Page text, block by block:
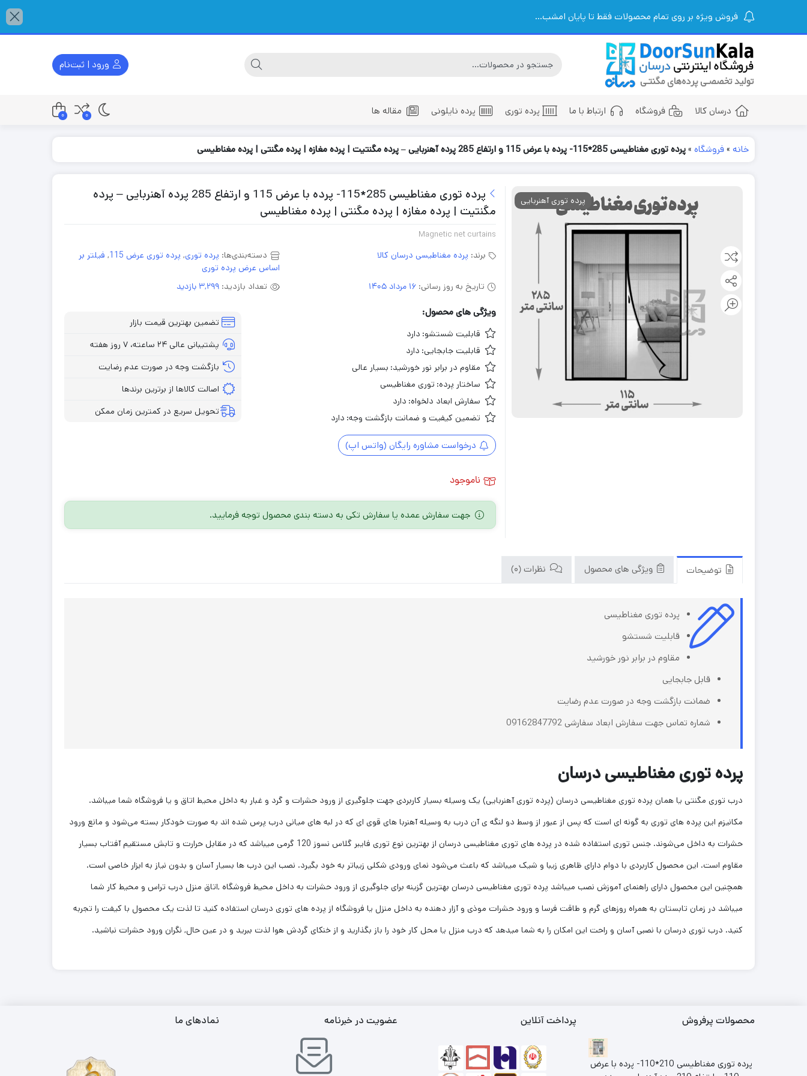
فروش ویژه بر روی تمام محصولات فقط تا پایان امشب...
ورود | ثبت‌نام
درسان کالا فروشگاه ارتباط با ما پرده توری پرده نایلونی مقاله ها 0
0
خانه »فروشگاه »پرده توری مغناطیسی 285*115- پرده با عرض 115 و ارتفاع 285 پرده آهنربایی – پرده مگنتیت | پرده مغازه | پرده مگنتی | پرده مغناطیسی
پرده توری آهنربایی
پرده توری مغناطیسی 285*115- پرده با عرض 115 و ارتفاع 285 پرده آهنربایی – پرده
مگنتیت | پرده مغازه | پرده مگنتی | پرده مغناطیسی
Magnetic net curtains
برند: پرده مغناطیسی درسان کالا دسته‌بندی‌ها: پرده توری, پرده توری عرض 115 , فیلتر بر
اساس عرض پرده توری
تاریخ به روز رسانی:16 مرداد 1405 تعداد بازدید: 3,299 بازدید
ویژگی های محصول:
قابلیت شستشو: دارد
قابلیت جابجایی: دارد
مقاوم در برابر نور خورشید: بسیار عالی
ساختار پرده: توری مغناطیسی
سفارش ابعاد دلخواه: دارد
تضمین کیفیت و ضمانت بازگشت وجه: دارد
درخواست مشاوره رایگان (واتس اپ)
تضمین بهترین قیمت بازار
پشتیبانی عالی ۲۴ ساعته، ۷ روز هفته
بازگشت وجه در صورت عدم رضایت
اصالت کالاها از برترین برندها
تحویل سریع در کمترین زمان ممکن
ناموجود
جهت سفارش عمده یا سفارش تکی به دسته بندی محصول توجه فرمایید.
توضیحات ویژگی های محصول نظرات (0)
پرده توری مغناطیسی
قابلیت شستشو
مقاوم در برابر نور خورشید
قابل جابجایی
ضمانت بازگشت وجه در صورت عدم رضایت
شماره تماس جهت سفارش ابعاد سفارشی 09162847792
پرده توری مغناطیسی درسان
درب توری مگنتی یا همان پرده توری مغناطیسی درسان (پرده توری آهنربایی) یک وسیله بسیار کاربردی جهت جلوگیری از ورود حشرات و گرد و غبار به داخل محیط اتاق و یا فروشگاه شما میباشد.
مکانیزم این پرده های توری به گونه ای است که پس از عبور از وسط دو لنگه ی آن درب به وسیله آهنربا های قوی ای که در لبه های میانی درب پرس شده اند به صورت خودکار بسته می‌شود و مانع ورود
حشرات به داخل می‌شوند. جنس توری استفاده شده در پرده های توری مغناطیسی درسان از بهترین نوع توری فایبر گلاس نسوز 120 گرمی میباشد که در مقابل حرارت و تابش مستقیم آفتاب بسیار
مقاوم است. این محصول کاربردی با دوام دارای ظاهری زیبا و شیک میباشد که باعث می‌شود نمای ورودی شکلی زیباتر به خود بگیرد. نصب این درب ها بسیار آسان و بدون نیاز به ابزار خاصی است.
همچنین این محصول دارای راهنمای آموزش نصب میباشد پرده توری مغناطیسی درسان بهترین گزینه برای جلوگیری از ورود حشرات به داخل محیط فروشگاه ,اتاق منزل درب تراس و محیط کار شما
میباشد در زمان تابستان به همراه روزهای گرم و طاقت فرسا و ورود حشرات موذی و آزار دهنده به داخل منزل یا فروشگاه از پرده های توری درسان استفاده کنید تا لذت یک محصول با کیفت را تجربه
کنید. درب توری درسان با نصبی آسان و راحت این امکان را به شما میدهد که درب منزل یا محل کار خود را باز بگذارید و از خنکای گردش هوا لذت ببرید و در عین حال, نگران ورود حشرات نباشید.
محصولات پرفروش
پرده توری مغناطیسی 210*110- پرده با عرض
پرداخت آنلاین عضویت در خبرنامه نمادهای ما